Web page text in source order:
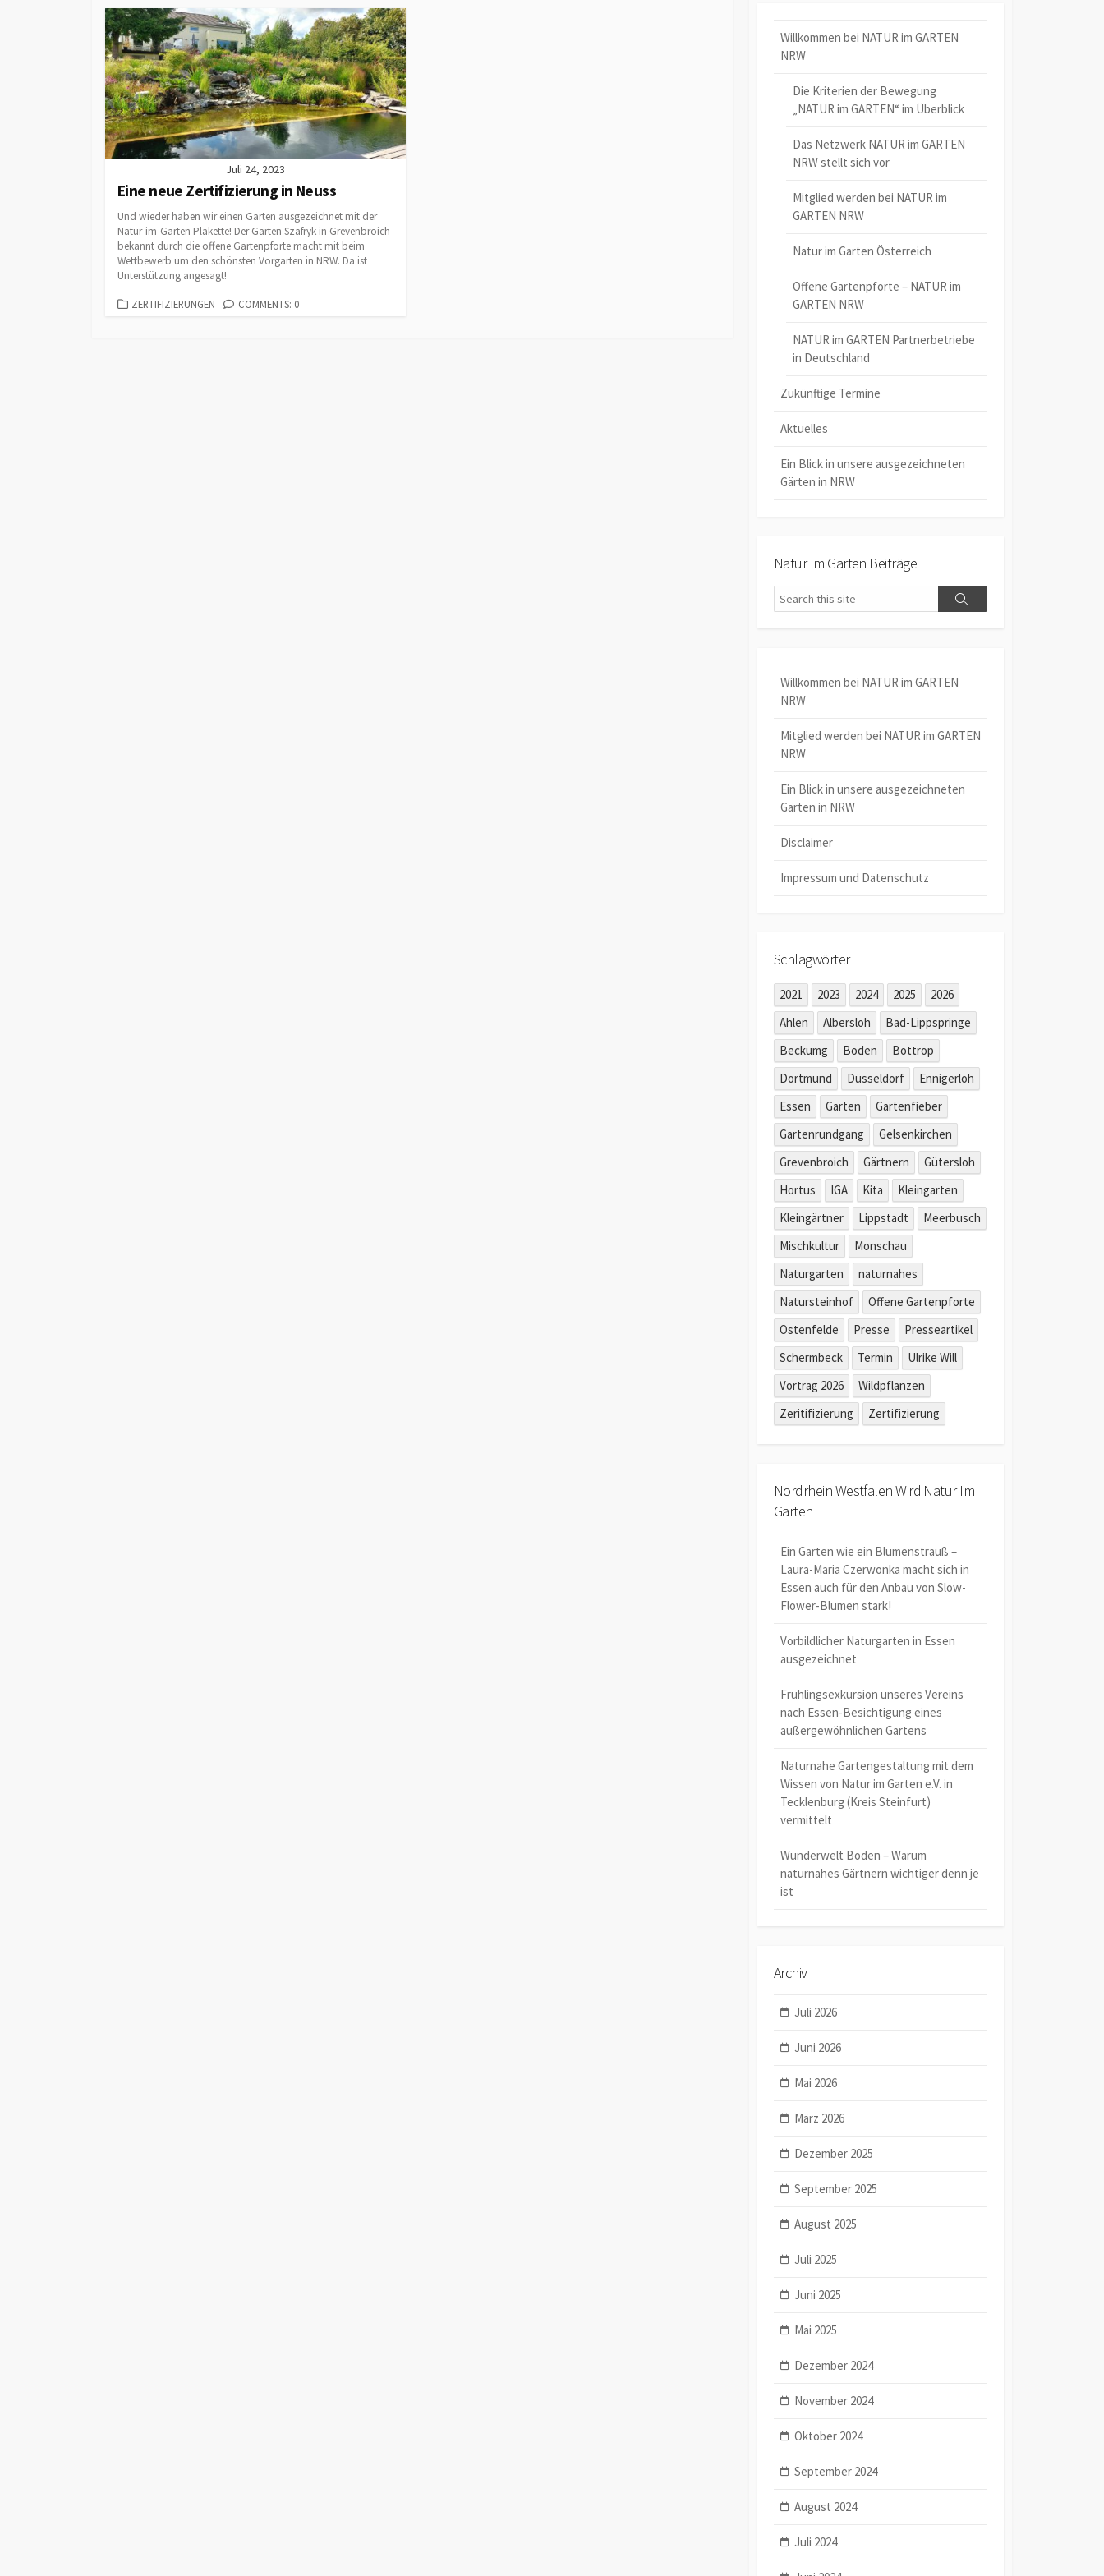
Offene Gartenpforte –
NATUR im GARTEN NRW
NATUR im GARTEN
Partnerbetriebe in
Deutschland
Juli 24, 2023
Eine neue Zertifizierung in Neuss
Und wieder haben wir einen Garten ausgezeichnet mit der
Natur-im-Garten Plakette! Der Garten Szafryk in Grevenbroich
bekannt durch die offene Gartenpforte macht mit beim
Wettbewerb um den schönsten Vorgarten in NRW. Da ist
Unterstützung angesagt!
CATEGORIES
ZERTIFIZIERUNGEN COMMENTS: 0
Willkommen bei NATUR im GARTEN
NRW
Die Kriterien der Bewegung
„NATUR im GARTEN“ im Überblick
Das Netzwerk NATUR im GARTEN
NRW stellt sich vor
Mitglied werden bei NATUR im
GARTEN NRW
Natur im Garten Österreich
Offene Gartenpforte – NATUR im
GARTEN NRW
NATUR im GARTEN Partnerbetriebe
in Deutschland
Zukünftige Termine
Aktuelles
Ein Blick in unsere ausgezeichneten
Gärten in NRW
Natur Im Garten Beiträge
Search
Search
Willkommen bei NATUR im GARTEN
NRW
Mitglied werden bei NATUR im GARTEN
NRW
Ein Blick in unsere ausgezeichneten
Gärten in NRW
Disclaimer
Impressum und Datenschutz
Schlagwörter
2021 2023 2024 2025
2026
Ahlen
Albersloh
Bad-Lippspringe
Beckumg
Boden
Bottrop
Dortmund
Düsseldorf
Ennigerloh
Essen
Garten
Gartenfieber
Gartenrundgang
Gelsenkirchen
Grevenbroich
Gärtnern
Gütersloh
Hortus
IGA Kita
Kleingarten
Kleingärtner
Lippstadt
Meerbusch
Mischkultur
Monschau
Naturgarten
naturnahes
Natursteinhof
Offene Gartenpforte
Ostenfelde
Presse
Presseartikel
Schermbeck
Termin
Ulrike Will
Vortrag 2026
Wildpflanzen
Zeritifizierung
Zertifizierung
Nordrhein Westfalen Wird Natur Im
Garten
Ein Garten wie ein Blumenstrauß –
Laura-Maria Czerwonka macht sich in
Essen auch für den Anbau von Slow-
Flower-Blumen stark!
Vorbildlicher Naturgarten in Essen
ausgezeichnet
Frühlingsexkursion unseres Vereins
nach Essen-Besichtigung eines
außergewöhnlichen Gartens
Naturnahe Gartengestaltung mit dem
Wissen von Natur im Garten e.V. in
Tecklenburg (Kreis Steinfurt)
vermittelt
Wunderwelt Boden – Warum
naturnahes Gärtnern wichtiger denn je
ist
Archiv
Juli 2026
Juni 2026
Mai 2026
März 2026
Dezember 2025
September 2025
August 2025
Juli 2025
Juni 2025
Mai 2025
Dezember 2024
November 2024
Oktober 2024
September 2024
August 2024
Juli 2024